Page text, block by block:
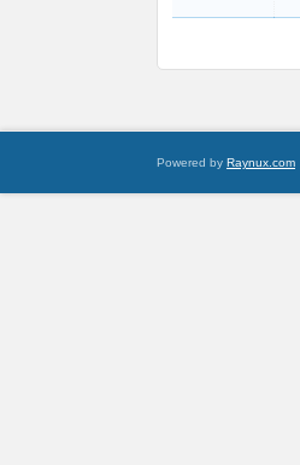
Powered by Raynux.com